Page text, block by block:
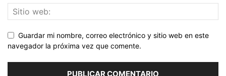
Guardar mi nombre, correo electrónico y sitio web en este
navegador la próxima vez que comente.